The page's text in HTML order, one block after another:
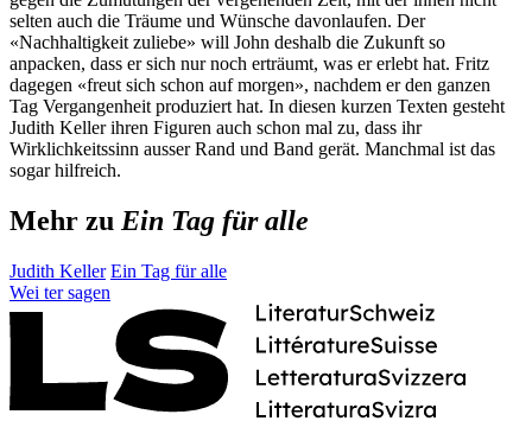
selten auch die Träume und Wünsche davonlaufen. Der
«Nachhaltigkeit zuliebe» will John deshalb die Zukunft so
anpacken, dass er sich nur noch erträumt, was er erlebt hat. Fritz
dagegen «freut sich schon auf morgen», nachdem er den ganzen
Tag Vergangenheit produziert hat. In diesen kurzen Texten gesteht
Judith Keller ihren Figuren auch schon mal zu, dass ihr
Wirklichkeitssinn ausser Rand und Band gerät. Manchmal ist das
sogar hilfreich.
Mehr zu Ein Tag für alle
Judith Keller Ein Tag für alle
Wei ter sagen